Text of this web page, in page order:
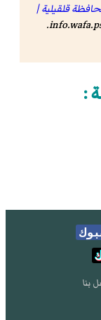
قلقيلية |
.
:
بنا